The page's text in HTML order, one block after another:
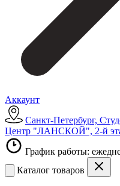
Аккаунт
Санкт-Петербург,
Центр "ЛАНСКОЙ", 2-й
График работы:
Каталог товаров